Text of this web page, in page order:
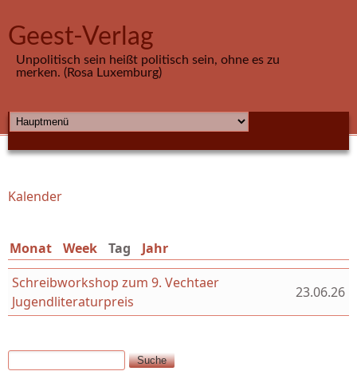
Geest-Verlag
Unpolitisch sein heißt politisch sein, ohne es zu
merken. (Rosa Luxemburg)
HAUPTMENÜ
Sie sind hier
Kalender
Monat Week Tag (aktiver Reiter)
Jahr
Schreibworkshop zum 9. Vechtaer
Jugendliteraturpreis
23.06.26
Suchformular
Suche